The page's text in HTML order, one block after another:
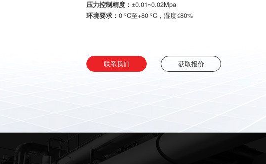
压力控制精度： ±0.01~0.02Mpa
环境要求： 0 ºC至+80 ºC，湿度≤80%
联系我们 获取报价